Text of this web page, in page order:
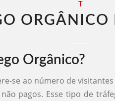
T
ORGÂNICO
Orgânico?
se ao número de
pagos. Esse tipo de